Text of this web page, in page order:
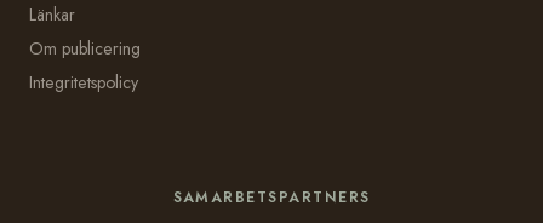
Länkar
Om publicering
Integritetspolicy
SAMARBETSPARTNERS